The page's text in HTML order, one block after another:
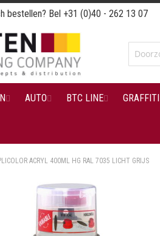
bestellen? Bel +31 (0)40 - 262 13 07
AUTO BTC LINE GRAFFITI
ACRYL 400ML HG RAL 7035 LICHT GRIJS